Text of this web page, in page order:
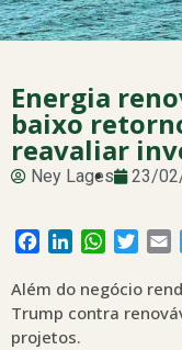
Energia
baixo
reavaliar
Ney Lages 23/
Facebook
LinkedIn
Além do negócio
Trump contra
projetos.